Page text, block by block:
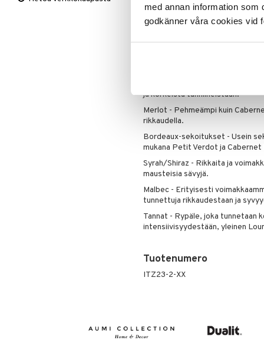
med annan information som
godkänner våra cookies vid
Tuote on koneellisesti
mittatoleranssit ovat mahdollisia.
Hi-Lite Bordeaux-lasit ovat
Cabernet Sauvignon - Tunnettu
ja korkeista tanniineistaan.
Merlot - Pehmeämpi kuin
rikkaudella.
Bordeaux-sekoitukset - Usein
mukana Petit Verdot ja Cabernet
Syrah/Shiraz - Rikkaita ja
mausteisia sävyjä.
Malbec - Erityisesti
tunnettuja rikkaudestaan ja
Tannat - Rypäle, joka tunnetaan
intensiivisyydestään, yleinen
Tuotenumero
ITZ23-2-XX
Vaasit
Lakanat & Tyynyliinat
Viltit & Peitteet
Ulkoilmaelämä